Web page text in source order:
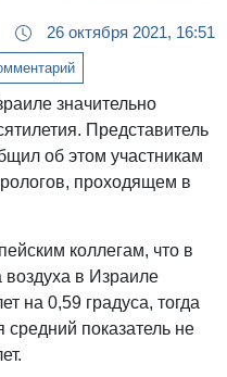
26 октября 2021, 16:51
значительно
Представитель
об этом участникам
проходящем в
коллегам, что в
воздуха в Израиле
на 0,59 градуса, тогда
показатель не